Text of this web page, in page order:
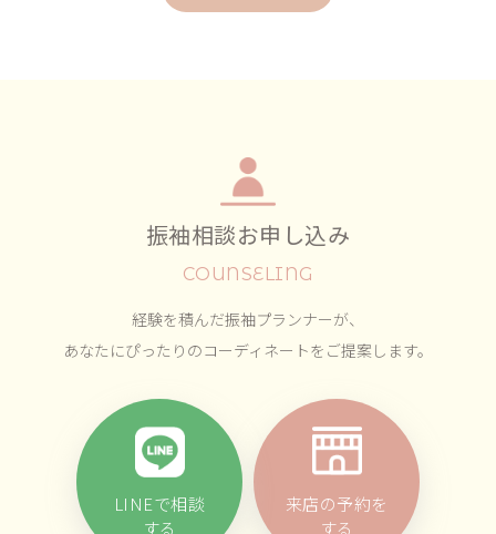
来店の予約を
する
振袖相談お申し込み
COUNSELING
経験を積んだ振袖プランナーが、
あなたにぴったりのコーディネートをご提案します。
LINEで相談
する